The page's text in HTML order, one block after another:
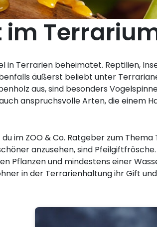
im
in Terrarien beheimatet. Reptilien,
äußerst beliebt unter
aus, sind besonders
anspruchsvolle Arten, die einem
im ZOO & Co. Ratgeber zum Thema
anzusehen, sind
Pflanzen und mindestens einer
in der Terrarienhaltung ihr Gift